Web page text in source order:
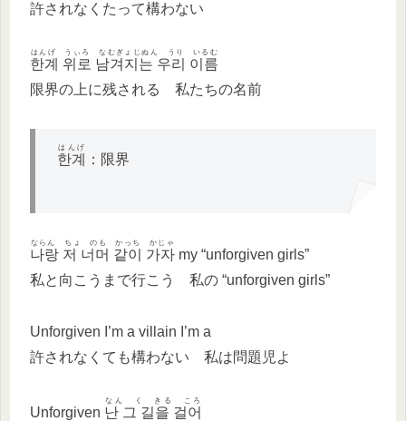
許されなくたって構わない
한계 위로 남겨지는 우리 이름
はんげ うぃろ なむぎょじぬん うり いるむ
限界の上に残される 私たちの名前
한계
はんげ
：限界
나랑 저 너머 같이 가자
ならん ちょ のも かっち かじゃ
my “unforgiven girls”
私と向こうまで行こう 私の “unforgiven girls”
Unforgiven I’m a villain I’m a
許されなくても構わない 私は問題児よ
Unforgiven 난 그 길을 걸어
なん く きる ころ